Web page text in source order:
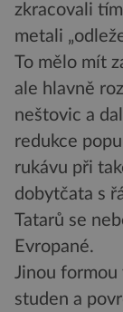
zkracovali
metali
To mělo mít
ale hlavně
neštovic a
redukce
rukávu při
dobytčata s
Tatarů se
Evropané.
Jinou
studen a